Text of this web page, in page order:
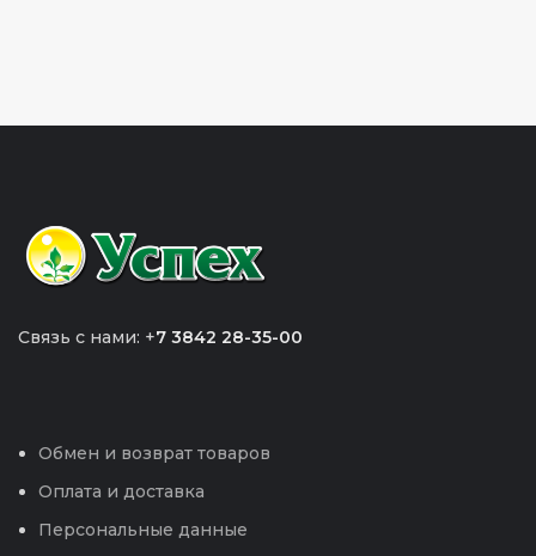
Связь с нами: +7 3842 28-35-00
Обмен и возврат товаров
Оплата и доставка
Персональные данные